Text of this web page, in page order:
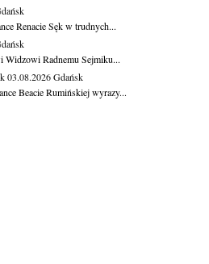
Renacie Sęk w trudnych...
Widzowi Radnemu Sejmiku...
03.08.2026Gdańsk
Beacie Rumińskiej wyrazy...